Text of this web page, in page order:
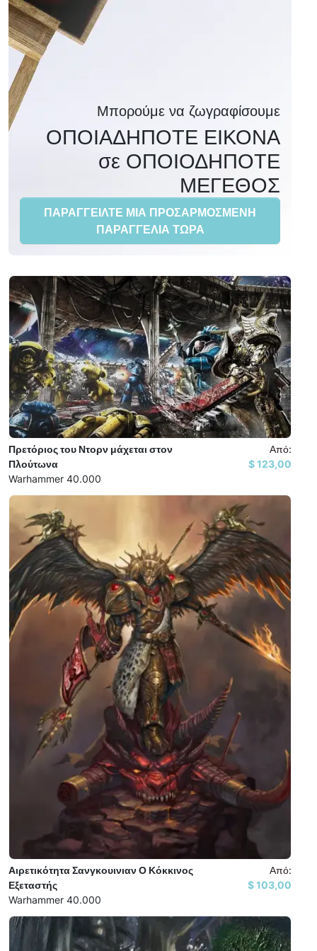
Μπορούμε να ζωγραφίσουμε
ΟΠΟΙΑΔΗΠΟΤΕ ΕΙΚΟΝΑ
σε ΟΠΟΙΟΔΗΠΟΤΕ
ΜΕΓΕΘΟΣ
ΠΑΡΑΓΓΕΙΛΤΕ ΜΙΑ ΠΡΟΣΑΡΜΟΣΜΕΝΗ
ΠΑΡΑΓΓΕΛΙΑ ΤΩΡΑ
Πρετόριος του Ντορν μάχεται στον
Πλούτωνα
Warhammer 40.000
Από:
123,00 $
Αιρετικότητα Σανγκουινιαν Ο Κόκκινος
Εξεταστής
Warhammer 40.000
Από:
103,00 $